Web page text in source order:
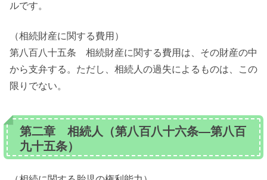
ルです。
（相続財産に関する費用）
第八百八十五条 相続財産に関する費用は、その財産の中
から支弁する。ただし、相続人の過失によるものは、この
限りでない。
第二章 相続人（第八百八十六条―第八百
九十五条）